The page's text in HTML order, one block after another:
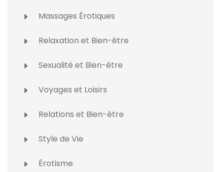
Massages Érotiques
Relaxation et Bien-être
Sexualité et Bien-être
Voyages et Loisirs
Relations et Bien-être
Style de Vie
Érotisme